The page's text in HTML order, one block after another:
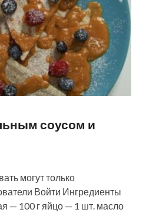
соусом и
могут только
Войти Ингредиенты
— 100 г яйцо — 1 шт. масло